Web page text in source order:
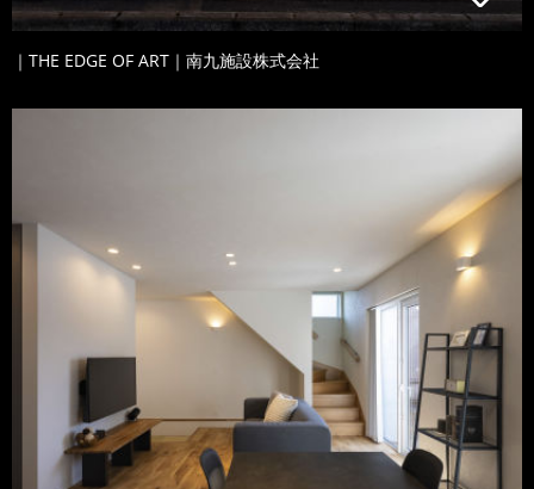
｜THE EDGE OF ART｜南九施設株式会社